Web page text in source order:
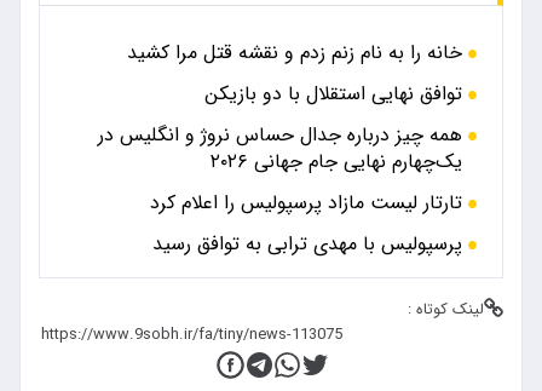
خانه را به نام زنم زدم و نقشه قتل مرا کشید
توافق نهایی استقلال با دو بازیکن
همه چیز درباره جدال حساس نروژ و انگلیس در
یک‌چهارم نهایی جام جهانی ۲۰۲۶
تارتار لیست مازاد پرسپولیس را اعلام کرد
پرسپولیس با مهدی ترابی به توافق رسید
لینک کوتاه :